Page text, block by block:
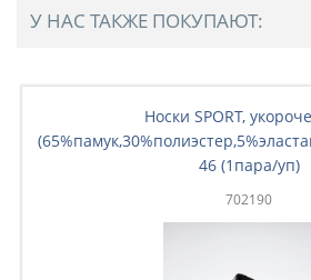
У НАС ТАКЖЕ ПОКУПАЮТ:
Носки SPORT,
46 (1пара/уп)
702190